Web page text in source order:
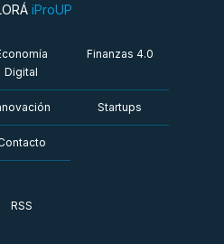
iProUP
Digital
Finanzas 4.0
Startups
RSS